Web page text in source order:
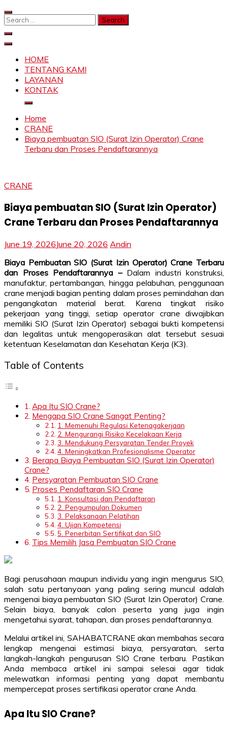
Skip
to
Search
SKYLIFTHOME
TENTANG KAMI
LAYANAN
KONTAK
Home
CRANE
Biaya pembuatan SIO (Surat Izin Operator) Crane
Terbaru dan Proses Pendaftarannya
CRANE
Biaya pembuatan SIO (Surat Izin Operator)
Crane Terbaru dan Proses Pendaftarannya
June 19, 2026June 20, 2026 Andin
Biaya Pembuatan SIO (Surat Izin Operator) Crane Terbaru
dan Proses Pendaftarannya – Dalam industri konstruksi,
manufaktur, pertambangan, hingga pelabuhan, penggunaan
crane menjadi bagian penting dalam proses pemindahan dan
pengangkatan material berat. Karena tingkat risiko
pekerjaan yang tinggi, setiap operator crane diwajibkan
memiliki SIO (Surat Izin Operator) sebagai bukti kompetensi
dan legalitas untuk mengoperasikan alat tersebut sesuai
ketentuan Keselamatan dan Kesehatan Kerja (K3).
Table of Contents
Apa Itu SIO Crane?
Mengapa SIO Crane Sangat Penting?
1. Memenuhi Regulasi Ketenagakerjaan
2. Mengurangi Risiko Kecelakaan Kerja
3. Mendukung Persyaratan Tender Proyek
4. Meningkatkan Profesionalisme Operator
Berapa Biaya Pembuatan SIO (Surat Izin Operator)
Crane?
Persyaratan Pembuatan SIO Crane
Proses Pendaftaran SIO Crane
1. Konsultasi dan Pendaftaran
2. Pengumpulan Dokumen
3. Pelaksanaan Pelatihan
4. Ujian Kompetensi
5. Penerbitan Sertifikat dan SIO
Tips Memilih Jasa Pembuatan SIO Crane
Bagi perusahaan maupun individu yang ingin mengurus SIO,
salah satu pertanyaan yang paling sering muncul adalah
mengenai biaya pembuatan SIO (Surat Izin Operator) Crane.
Selain biaya, banyak calon peserta yang juga ingin
mengetahui syarat, tahapan, dan proses pendaftarannya.
Melalui artikel ini, SAHABATCRANE akan membahas secara
lengkap mengenai estimasi biaya, persyaratan, serta
langkah-langkah pengurusan SIO Crane terbaru. Pastikan
Anda membaca artikel ini sampai selesai agar tidak
melewatkan informasi penting yang dapat membantu
mempercepat proses sertifikasi operator crane Anda.
Apa Itu SIO Crane?